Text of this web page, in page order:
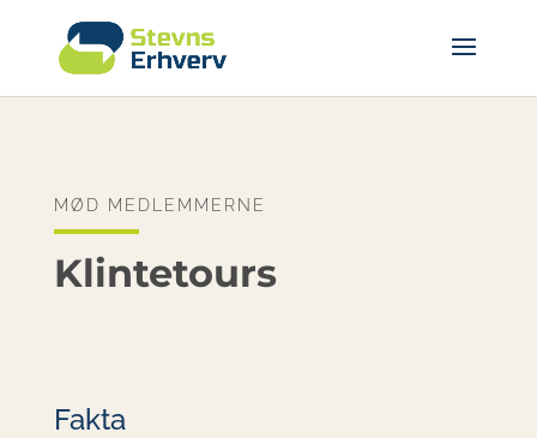
MØD MEDLEMMERNE
Klintetours
Fakta